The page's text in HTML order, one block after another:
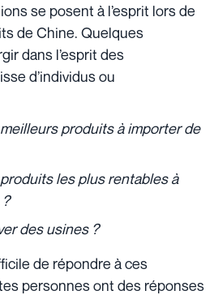
se posent à l’esprit lors de
de Chine. Quelques
dans l’esprit des
d’individus ou
produits à importer de
les plus rentables à
des usines ?
de répondre à ces
personnes ont des réponses